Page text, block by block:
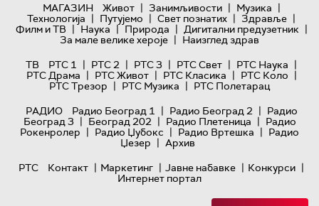
МАГАЗИН
Живот | Занимљивости | Музика |
Технологијa | Путујемо | Свет познатих | Здравље |
Филм и ТВ | Наука | Природа | Дигитални предузетник |
За мале велике хероје | Наизглед здрав
ТВ
РТС 1 | РТС 2 | РТС 3 | РТС Свет | РТС Наука |
РТС Драма | РТС Живот | РТС Класика | РТС Коло |
РТС Трезор | РТС Музика | РТС Полетарац
РАДИО
Радио Београд 1 | Радио Београд 2 | Радио
Београд 3 | Београд 202 | Радио Плетеница | Радио
Рокенролер | Радио Џубокс | Радио Вртешка | Радио
Џезер | Архив
РТС
Контакт | Маркетинг | Јавне набавке | Конкурси |
Интернет портал